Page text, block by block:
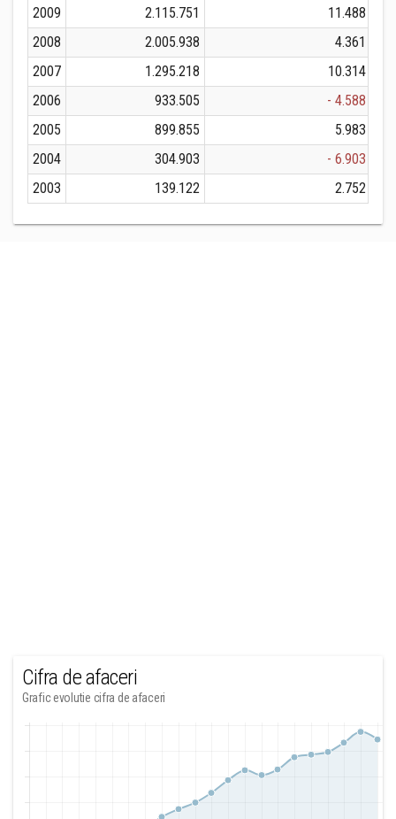
2009
2.115.751
11.488
2008
2.005.938
4.361
2007
1.295.218
10.314
2006
933.505
- 4.588
2005
899.855
5.983
2004
304.903
- 6.903
2003
139.122 2.752
Cifra de afaceri
Grafic evolutie cifra de afaceri